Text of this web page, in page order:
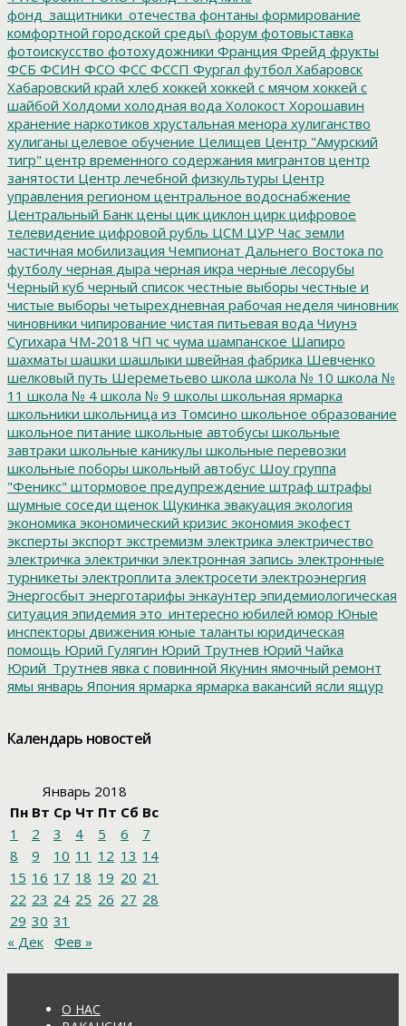
фонд_защитники_отечества фонтаны формирование
комфортной городской среды\ форум фотовыставка
фотоискусство фотохудожники Франция Фрейд фрукты
ФСБ ФСИН ФСО ФСС ФССП Фургал футбол Хабаровск
Хабаровский край хлеб хоккей хоккей с мячом хоккей с
шайбой Холдоми холодная вода Холокост Хорошавин
хранение наркотиков хрустальная менора хулиганство
хулиганы целевое обучение Целищев Центр "Амурский
тигр" центр временного содержания мигрантов центр
занятости Центр лечебной физкультуры Центр
управления регионом центральное водоснабжение
Центральный Банк цены цик циклон цирк цифровое
телевидение цифровой рубль ЦСМ ЦУР Час земли
частичная мобилизация Чемпионат Дальнего Востока по
футболу черная дыра черная икра черные лесорубы
Черный куб черный список честные выборы честные и
чистые выборы четырехдневная рабочая неделя чиновник
чиновники чипирование чистая питьевая вода Чиунэ
Сугихара ЧМ-2018 ЧП чс чума шампанское Шапиро
шахматы шашки шашлыки швейная фабрика Шевченко
шелковый путь Шереметьево школа школа № 10 школа №
11 школа № 4 школа № 9 школы школьная ярмарка
школьники школьница из Томсино школьное образование
школьное питание школьные автобусы школьные
завтраки школьные каникулы школьные перевозки
школьные поборы школьный автобус Шоу группа
"Феникс" штормовое предупреждение штраф штрафы
шумные соседи щенок Щукинка эвакуация экология
экономика экономический кризис экономия экофест
эксперты экспорт экстремизм электрика электричество
электричка электрички электронная запись электронные
турникеты электроплита электросети электроэнергия
Энергосбыт энерготарифы энкаунтер эпидемиологическая
ситуация эпидемия это_интересно юбилей юмор Юные
инспекторы движения юные таланты юридическая
помощь Юрий Гулягин Юрий Трутнев Юрий Чайка
Юрий_Трутнев явка с повинной Якунин ямочный ремонт
ямы январь Япония ярмарка ярмарка вакансий ясли ящур
Календарь новостей
Январь 2018
Пн Вт Ср Чт Пт Сб Вс
1
2 3 4 5 6
7
8
9 10 11 12 13 14
15 16 17 18 19 20 21
22 23 24 25 26 27 28
29 30 31
« Дек Фев »
О НАС